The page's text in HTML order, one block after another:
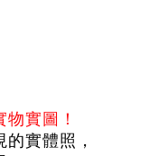
實圖！
實體照，